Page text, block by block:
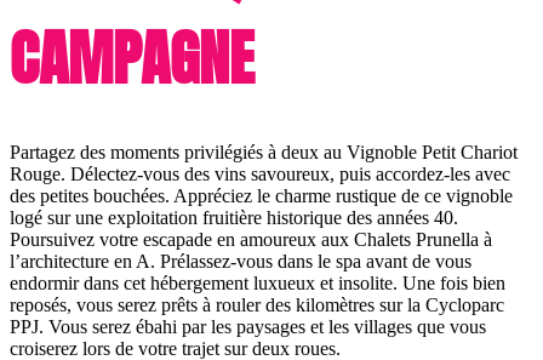
CAMPAGNE
Partagez des moments privilégiés à deux au Vignoble Petit Chariot
Rouge. Délectez-vous des vins savoureux, puis accordez-les avec
des petites bouchées. Appréciez le charme rustique de ce vignoble
logé sur une exploitation fruitière historique des années 40.
Poursuivez votre escapade en amoureux aux Chalets Prunella à
l’architecture en A. Prélassez-vous dans le spa avant de vous
endormir dans cet hébergement luxueux et insolite. Une fois bien
reposés, vous serez prêts à rouler des kilomètres sur la Cycloparc
PPJ. Vous serez ébahi par les paysages et les villages que vous
croiserez lors de votre trajet sur deux roues.